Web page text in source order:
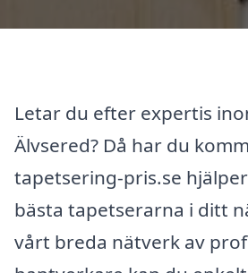
Letar du efter expertis
Älvsered? Då har du
tapetsering-pris.se
bästa tapetserarna i ditt
vårt breda nätverk av